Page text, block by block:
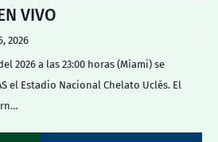
VIVO
2026
2026 a las 23:00 horas (Miami) se
el Estadio Nacional Chelato Uclés. El